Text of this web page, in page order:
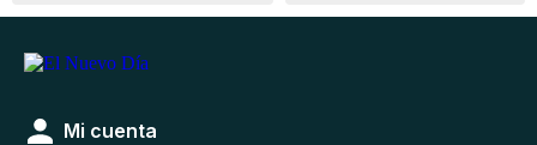
Mi cuenta